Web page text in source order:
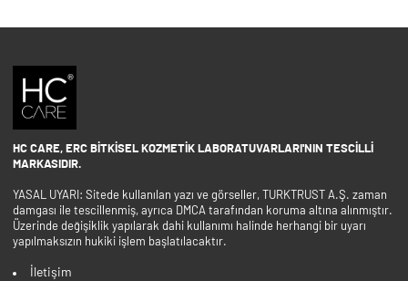
HC CARE, ERC BITKISEL KOZMETIK LABORATUVARLARI'NIN TESCILLI
MARKASIDIR.
YASAL UYARI: Sitede kullanılan yazı ve görseller, TURKTRUST A.Ş. zaman
damgası ile tescillenmiş, ayrıca DMCA tarafından koruma altına alınmıştır.
Üzerinde değişiklik yapılarak dahi kullanımı halinde herhangi bir uyarı
yapılmaksızın hukiki işlem başlatılacaktır.
İletişim